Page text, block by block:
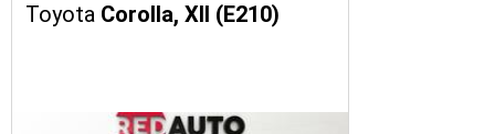
Toyota Corolla, XII (E210)